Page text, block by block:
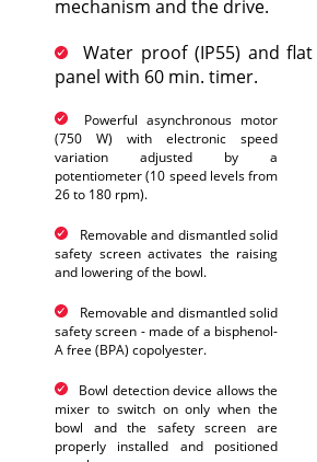
mechanism and the drive.
Water proof (IP55) and
panel with 60 min. timer.
Powerful asynchronous motor
(750 W) with electronic speed
variation adjusted by a
potentiometer (10 speed levels from
26 to 180 rpm).
Removable and dismantled solid
safety screen activates the raising
and lowering of the bowl.
Removable and dismantled solid
safety screen - made of a bisphenol-
A free (BPA) copolyester.
Bowl detection device allows the
mixer to switch on only when the
bowl and the safety screen are
properly installed and positioned